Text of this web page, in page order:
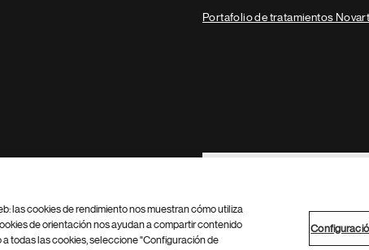
Portafolio de tratamientos
Footer Site Search
las cookies de rendimiento nos muestran cómo utiliza
de orientación nos ayudan a compartir contenido
todas las cookies, seleccione "Configuración de